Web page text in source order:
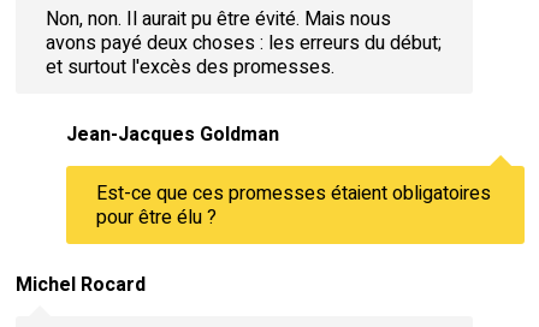
Non, non. Il aurait pu être évité. Mais nous
avons payé deux choses : les erreurs du début;
et surtout l'excès des promesses.
Jean-Jacques Goldman
Est-ce que ces promesses étaient obligatoires
pour être élu ?
Michel Rocard